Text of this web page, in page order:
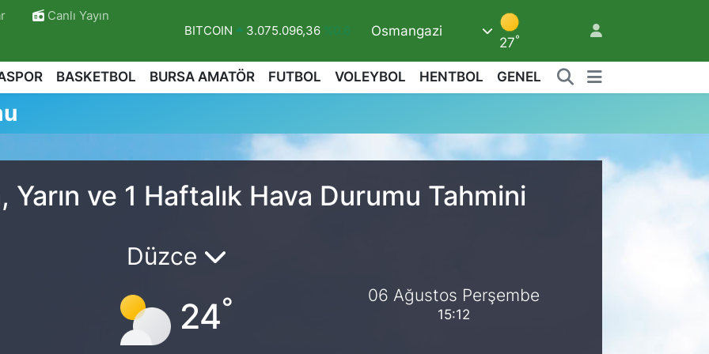
Canlı Yayın
BITCOIN 3.075.096,36 %0.69
DOLAR
47,6006 %0.06
GRAM ALTIN
6513.94 %0.32
Osmangazi
27°
BASKETBOL BURSA AMATÖR FUTBOL VOLEYBOL HENTBOL GENEL
Yarın ve 1 Haftalık Hava Durumu Tahmini
Düzce
24° 06 Ağustos Perşembe
15:12